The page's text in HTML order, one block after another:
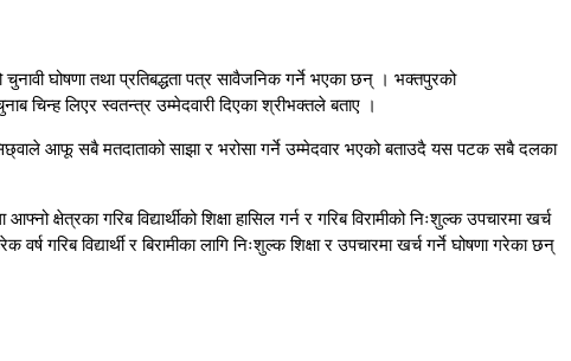
घोषणा तथा प्रतिबद्धता पत्र सावैजनिक गर्ने भएका छन् । भक्तपुरको
चिन्ह लिएर स्वतन्त्र उम्मेदवारी दिएका श्रीभक्तले बताए ।
आफू सबै मतदाताको साझा र भरोसा गर्ने उम्मेदवार भएको बताउदै यस पटक सबै दलका
गरिब विद्यार्थीको शिक्षा हासिल गर्न र गरिब विरामीको निःशुल्क उपचारमा खर्च
विद्यार्थी र बिरामीका लागि निःशुल्क शिक्षा र उपचारमा खर्च गर्ने घोषणा गरेका छन्